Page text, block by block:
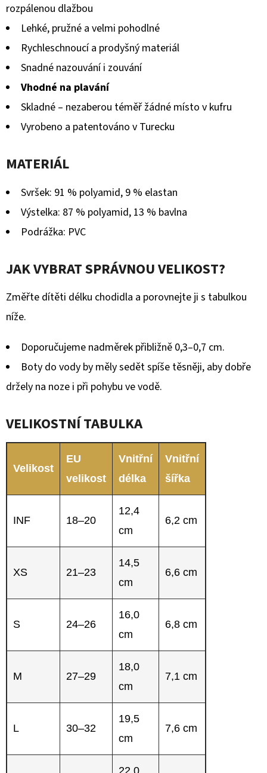
rozpálenou dlažbou
Lehké, pružné a velmi pohodlné
Rychleschnoucí a prodyšný materiál
Snadné nazouvání i zouvání
Vhodné na plavání
Skladné – nezaberou téměř žádné místo v kufru
Vyrobeno a patentováno v Turecku
MATERIÁL
Svršek: 91 % polyamid, 9 % elastan
Výstelka: 87 % polyamid, 13 % bavlna
Podrážka: PVC
JAK VYBRAT SPRÁVNOU VELIKOST?
Změřte dítěti délku chodidla a porovnejte ji s tabulkou
níže.
Doporučujeme nadměrek přibližně 0,3–0,7 cm.
Boty do vody by měly sedět spíše těsněji, aby dobře
držely na noze i při pohybu ve vodě.
VELIKOSTNÍ TABULKA
Velikost
EU
velikost
Vnitřní
délka
Vnitřní
šířka
INF 18–20
12,4
cm
6,2 cm
XS 21–23
14,5
cm
6,6 cm
S 24–26
16,0
cm
6,8 cm
M 27–29
18,0
cm
7,1 cm
L 30–32
19,5
cm
7,6 cm
22,0